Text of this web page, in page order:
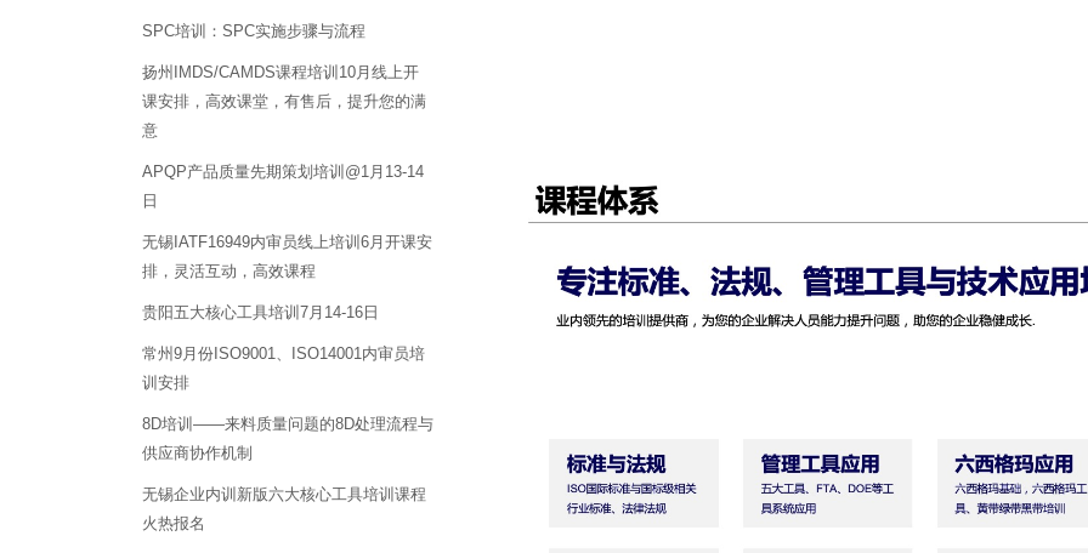
SPC培训：SPC实施步骤与流程
扬州IMDS/CAMDS课程培训10月线上开
课安排，高效课堂，有售后，提升您的满
意
APQP产品质量先期策划培训@1月13-14
日
无锡IATF16949内审员线上培训6月开课安
排，灵活互动，高效课程
贵阳五大核心工具培训7月14-16日
常州9月份ISO9001、ISO14001内审员培
训安排
8D培训——来料质量问题的8D处理流程与
供应商协作机制
无锡企业内训新版六大核心工具培训课程
火热报名